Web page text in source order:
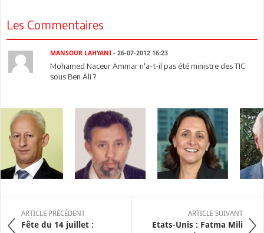
Les Commentaires
MANSOUR LAHYANI - 26-07-2012 16:23
Mohamed Naceur Ammar n'a-t-il pas été ministre des TIC
sous Ben Ali ?
ARTICLE PRÉCÉDENT
Fête du 14 juillet :
ARTICLE SUIVANT
Etats-Unis : Fatma Mili